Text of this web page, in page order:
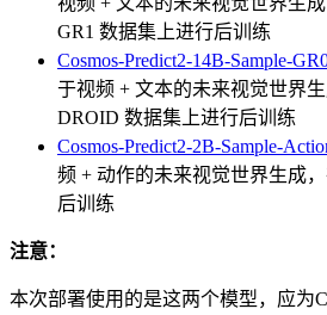
GR1 数据集上进行后训练
Cosmos-Predict2-14B-Sample-
于视频 + 文本的未来视觉世界生
DROID 数据集上进行后训练
Cosmos-Predict2-2B-Sample-
频 + 动作的未来视觉世界生成
后训练
注意：
本次部署使用的是这两个模型，应为